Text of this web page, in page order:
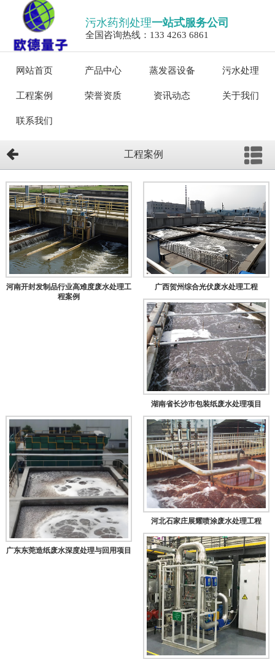
污水药剂处理一站式服务公司
全国咨询热线：133 4263 6861
网站首页 产品中心 蒸发器设备 污水处理
工程案例 荣誉资质 资讯动态 关于我们
联系我们
工程案例
河南开封发制品行业高难度废水处理工
程案例
广西贺州综合光伏废水处理工程
湖南省长沙市包装纸废水处理项目
广东东莞造纸废水深度处理与回用项目
河北石家庄展耀喷涂废水处理工程